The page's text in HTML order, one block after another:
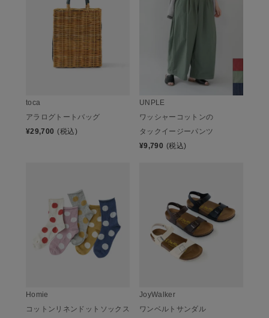
toca
アラログトートバッグ
¥29,700 (税込)
UNPLE
ワッシャーコットンの
タックイージーパンツ
¥9,790 (税込)
Homie
コットンリネンドットソックス
JoyWalker
ワンベルトサンダル